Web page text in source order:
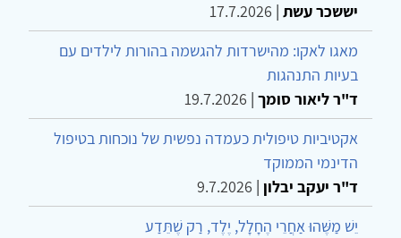
יששכר עשת |
17.7.2026
מאגו לאקו: מהישרדות להגשמה בהורות לילדים עם
בעיות התנהגות
ד"ר ליאור סומך |
19.7.2026
אקטיביות טיפולית כעמדה נפשית של נוכחות בטיפול
הדינמי הממוקד
ד"ר יעקב יבלון |
9.7.2026
יֵשׁ מַשֶּׁהוּ אַחֲרֵי הֶחָלָל, יֶלֶד, רַק שֶׁתֵּדַע